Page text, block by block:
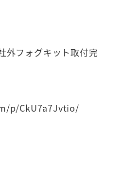
フォグキット取付完
p/CkU7a7Jvtio/